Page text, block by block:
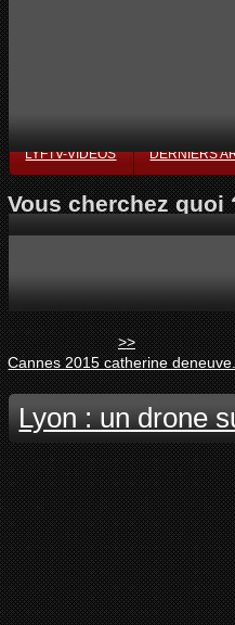
LYFTV-VIDÉOS DERNIERS
Vous cherchez quoi
>>
Cannes 2015 catherine
Lyon : un drone